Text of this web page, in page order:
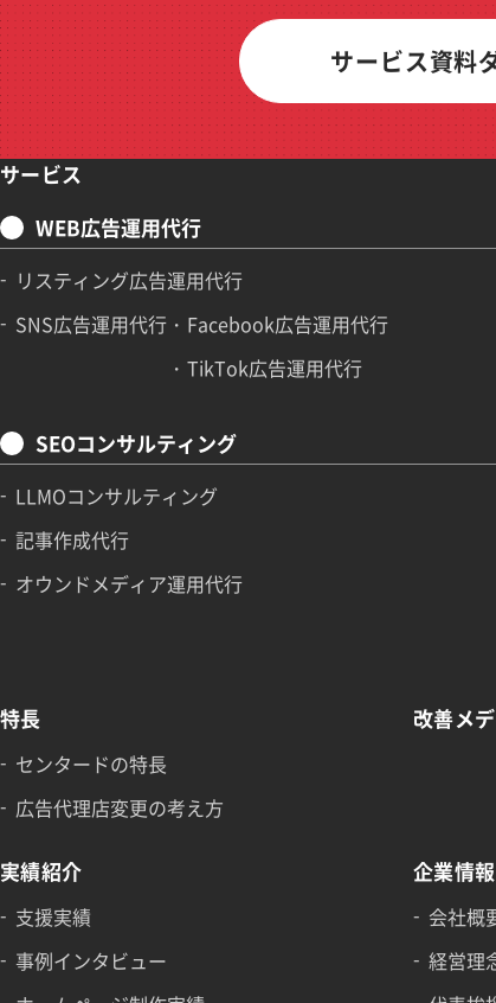
サービス資料
サービス
WEB広告運用代行
リスティング広告運用代行
SNS広告運用代行
Facebook広告運用代行
TikTok広告運用代行
SEOコンサルティング
LLMOコンサルティング
記事作成代行
オウンドメディア運用代行
特長
センタードの特長
広告代理店変更の考え方
実績紹介
支援実績
事例インタビュー
改善メ
企業情報
会社概
経営理